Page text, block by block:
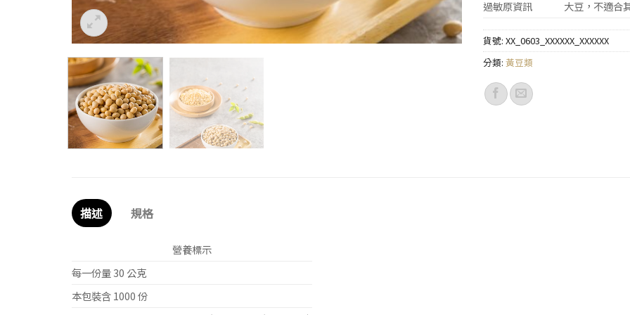
過敏原資訊
大豆，不適合
貨號: XX_0603_XXXXXX_XXXXXX
分類: 黃豆類
描述 規格
營養標示
每一份量 30 公克
本包裝含 1000 份